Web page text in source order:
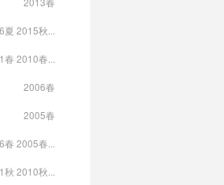
2015秋...
2010春...
2006春
2005春
2005春...
2010秋...